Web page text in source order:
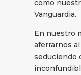
como
Vanguardia.
En nuestro
aferrarnos
seduciendo